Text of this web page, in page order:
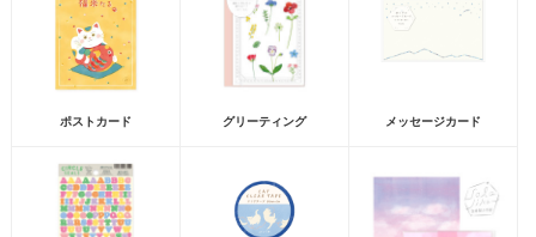
ポストカード グリーティング メッセージカード